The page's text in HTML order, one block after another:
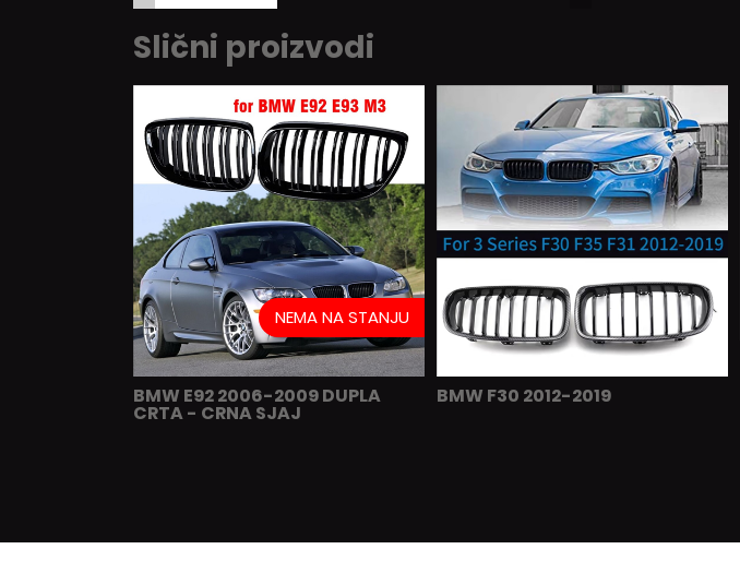
Slični proizvodi
NEMA NA STANJU
BMW E92 2006-2009 DUPLA
CRTA - CRNA SJAJ
BMW F30 2012-2019